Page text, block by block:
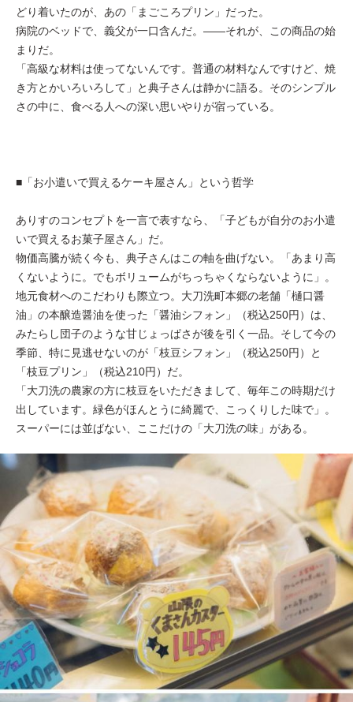
どり着いたのが、あの「まごころプリン」だった。
病院のベッドで、義父が一口含んだ。——それが、この商品の始
まりだ。
「高級な材料は使ってないんです。普通の材料なんですけど、焼
き方とかいろいろして」と典子さんは静かに語る。そのシンプル
さの中に、食べる人への深い思いやりが宿っている。
■「お小遣いで買えるケーキ屋さん」という哲学
ありすのコンセプトを一言で表すなら、「子どもが自分のお小遣
いで買えるお菓子屋さん」だ。
物価高騰が続く今も、典子さんはこの軸を曲げない。「あまり高
くないように。でもボリュームがちっちゃくならないように」。
地元食材へのこだわりも際立つ。大刀洗町本郷の老舗「樋口醤
油」の本醸造醤油を使った「醤油シフォン」（税込250円）は、
みたらし団子のような甘じょっぱさが後を引く一品。そして今の
季節、特に見逃せないのが「枝豆シフォン」（税込250円）と
「枝豆プリン」（税込210円）だ。
「大刀洗の農家の方に枝豆をいただきまして、毎年この時期だけ
出しています。緑色がほんとうに綺麗で、こっくりした味で」。
スーパーには並ばない、ここだけの「大刀洗の味」がある。